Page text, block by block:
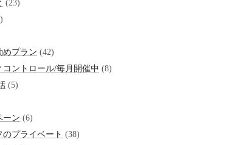
(23)
めプラン (42)
コントロール/毎月開催中 (8)
(5)
ーン (6)
プライベート (38)